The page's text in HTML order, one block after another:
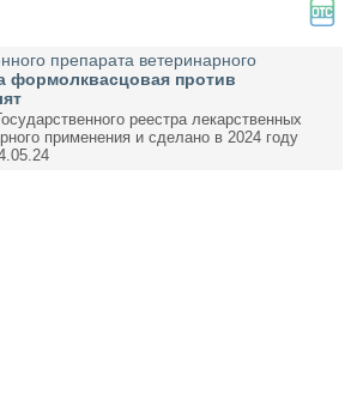
препарата ветеринарного
формолквасцовая против
реестра лекарственных
применения и сделано в 2024 году